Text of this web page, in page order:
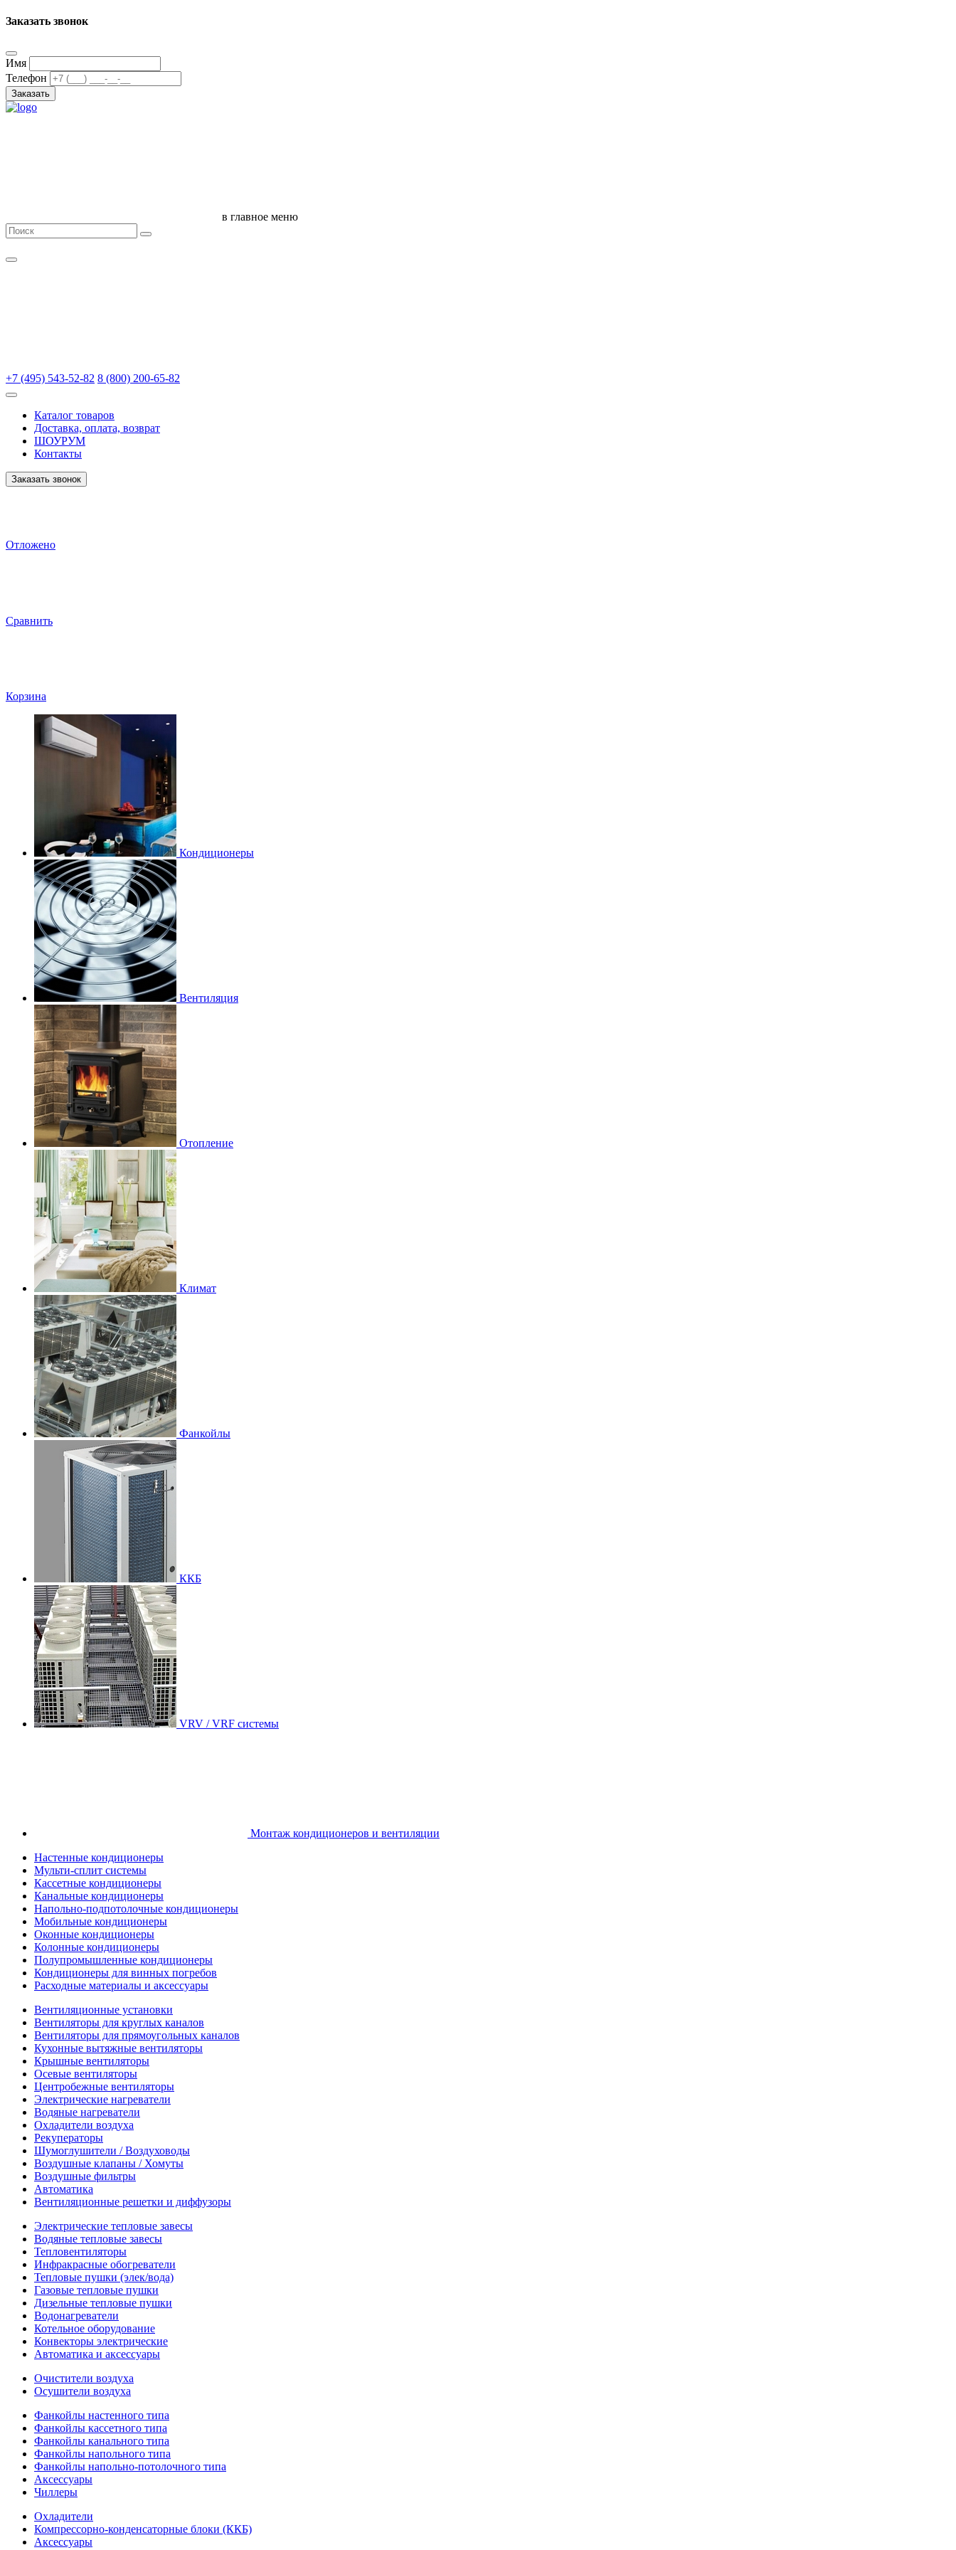
Заказать звонок
Имя
Телефон
Заказать
в главное меню
+7 (495) 543-52-82 8 (800) 200-65-82
Каталог товаров
Доставка, оплата, возврат
ШОУРУМ
Контакты
Заказать звонок
Отложено
Сравнить
Корзина
Кондиционеры
Вентиляция
Отопление
Климат
Фанкойлы
ККБ
VRV / VRF системы
Монтаж кондиционеров и вентиляции
Настенные кондиционеры
Мульти-сплит системы
Кассетные кондиционеры
Канальные кондиционеры
Напольно-подпотолочные кондиционеры
Мобильные кондиционеры
Оконные кондиционеры
Колонные кондиционеры
Полупромышленные кондиционеры
Кондиционеры для винных погребов
Расходные материалы и аксессуары
Вентиляционные установки
Вентиляторы для круглых каналов
Вентиляторы для прямоугольных каналов
Кухонные вытяжные вентиляторы
Крышные вентиляторы
Осевые вентиляторы
Центробежные вентиляторы
Электрические нагреватели
Водяные нагреватели
Охладители воздуха
Рекуператоры
Шумоглушители / Воздуховоды
Воздушные клапаны / Хомуты
Воздушные фильтры
Автоматика
Вентиляционные решетки и диффузоры
Электрические тепловые завесы
Водяные тепловые завесы
Тепловентиляторы
Инфракрасные обогреватели
Тепловые пушки (элек/вода)
Газовые тепловые пушки
Дизельные тепловые пушки
Водонагреватели
Котельное оборудование
Конвекторы электрические
Автоматика и аксессуары
Очистители воздуха
Осушители воздуха
Фанкойлы настенного типа
Фанкойлы кассетного типа
Фанкойлы канального типа
Фанкойлы напольного типа
Фанкойлы напольно-потолочного типа
Аксессуары
Чиллеры
Охладители
Компрессорно-конденсаторные блоки (ККБ)
Аксессуары